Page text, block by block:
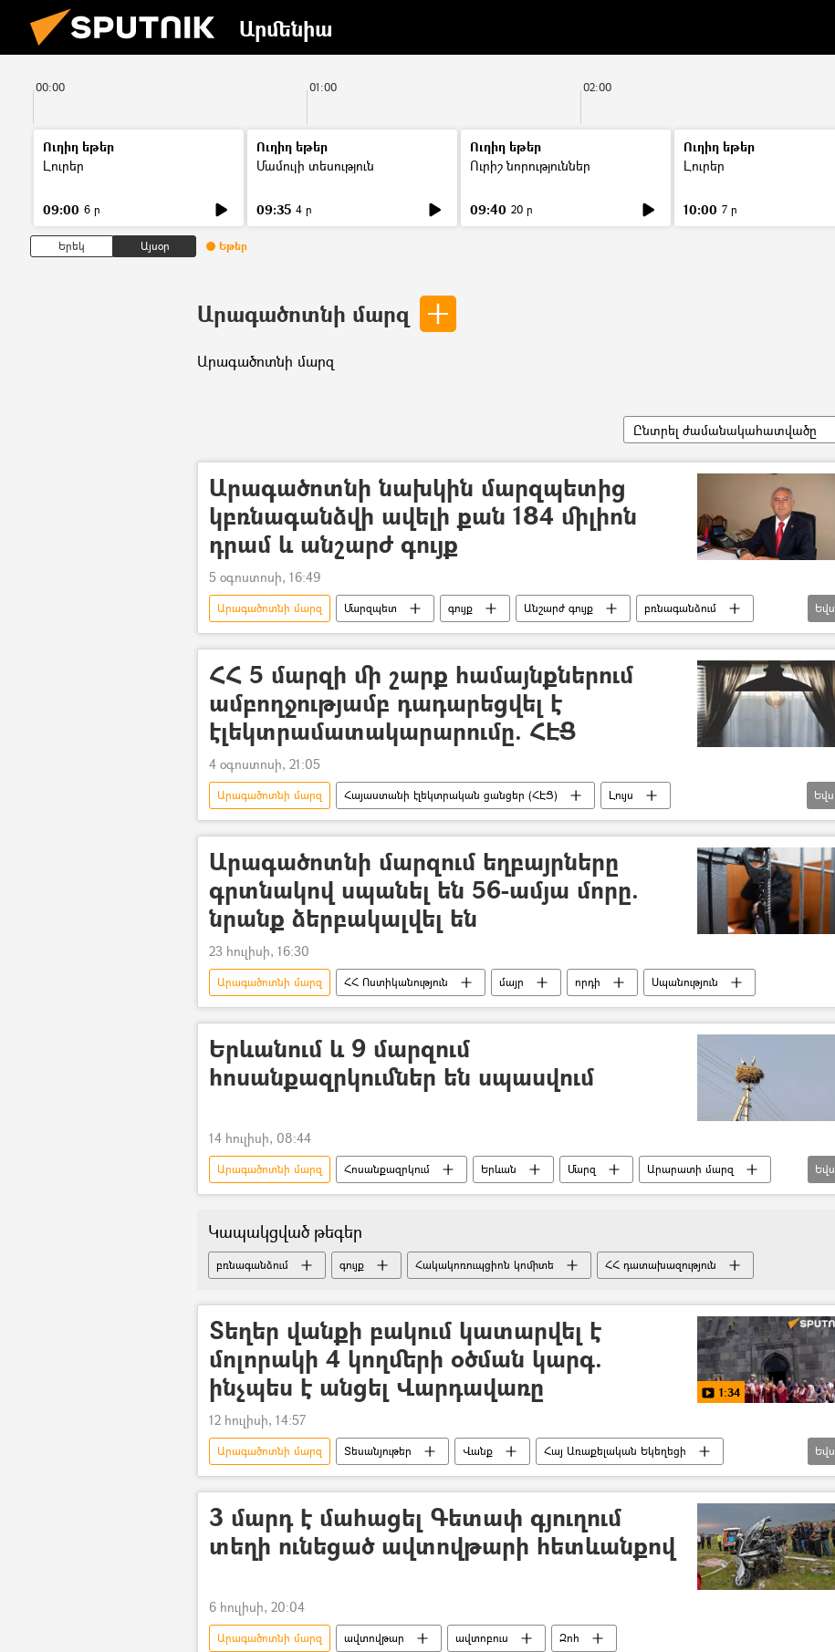
Արմենիա
00:00 01:00 02:00
Ուղիղ եթեր
Լուրեր
09:00 6 ր
Ուղիղ եթեր
Մամուլի տեսություն
09:35 4 ր
Ուղիղ եթեր
Ուրիշ նորություններ
09:40 20 ր
Ուղիղ եթեր
Լուրեր
10:00 7 ր
Երեկ Այսօր Եթեր
Արագածոտնի մարզ
Արագածոտնի մարզ
Ընտրել ժամանակահատվածը
Արագածոտնի նախկին մարզպետից
կբռնագանձվի ավելի քան 184 միլիոն
դրամ և անշարժ գույք
5 օգոստոսի, 16:49
Արագածոտնի մարզ Մարզպետ գույք Անշարժ գույք
բռնագանձում
Հակակոռուպցիոն կոմիտե
ՀՀ դատախազություն
Եվս
ՀՀ 5 մարզի մի շարք համայնքներում
ամբողջությամբ դադարեցվել է
էլեկտրամատակարարումը. ՀԷՑ
4 օգոստոսի, 21:05
Արագածոտնի մարզ Հայաստանի էլեկտրական ցանցեր (ՀԷՑ)
Լույս
Հոսանքազրկում
Մարզ Շիրակի մարզ Լոռի
Տավուշ
Արարատի մարզ
Եվս
Արագածոտնի մարզում եղբայրները
գրտնակով սպանել են 56-ամյա մորը.
նրանք ձերբակալվել են
23 հուլիսի, 16:30
Արագածոտնի մարզ ՀՀ Ոստիկանություն մայր որդի Սպանություն
Երևանում և 9 մարզում
հոսանքազրկումներ են սպասվում
14 հուլիսի, 08:44
Արագածոտնի մարզ Հոսանքազրկում Երևան Մարզ
Արարատի մարզ
Արմավիրի մարզ
Գեղարքունիքի մարզ Շիրակի մարզ
Կոտայքի մարզ
Հայաստանի էլեկտրական ցանցեր (ՀԷՑ)
Եվս
Կապակցված թեգեր
բռնագանձում գույք Հակակոռուպցիոն կոմիտե ՀՀ դատախազություն
Տեղեր վանքի բակում կատարվել է
մոլորակի 4 կողմերի օծման կարգ.
ինչպես է անցել Վարդավառը
1:34
12 հուլիսի, 14:57
Արագածոտնի մարզ Տեսանյութեր Վանք
Հայ Առաքելական Եկեղեցի
Վարդավառ
պայծառակերպություն
Եվս
3 մարդ է մահացել Գետափ գյուղում
տեղի ունեցած ավտովթարի հետևանքով
6 հուլիսի, 20:04
Արագածոտնի մարզ ավտովթար ավտոբուս Զոհ